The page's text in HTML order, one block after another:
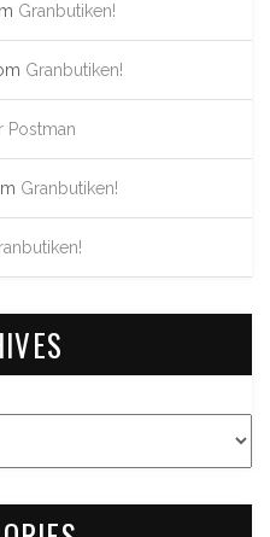
Granbutiken!
Granbutiken!
Postman
Granbutiken!